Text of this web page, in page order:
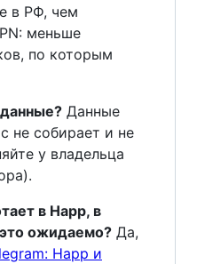
в РФ, чем
меньше
по которым
Данные
не собирает и не
у владельца
в Happ, в
ожидаемо? Да,
Happ и